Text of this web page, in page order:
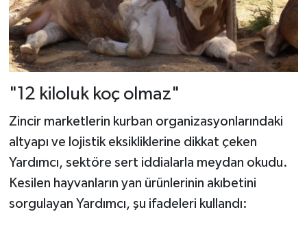
"12 kiloluk koç olmaz"
Zincir marketlerin kurban organizasyonlarındaki
altyapı ve lojistik eksikliklerine dikkat çeken
Yardımcı, sektöre sert iddialarla meydan okudu.
Kesilen hayvanların yan ürünlerinin akıbetini
sorgulayan Yardımcı, şu ifadeleri kullandı: